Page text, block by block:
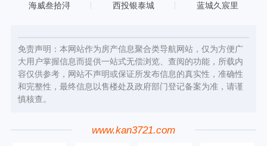
海威叁拾浔 西投银泰城 蓝城久宸里
免责声明：本网站作为房产信息聚合类导航网站，仅为方便广
大用户掌握信息而提供一站式无偿浏览、查阅的功能，所载内
容仅供参考，网站不声明或保证所发布信息的真实性，准确性
和完整性，最终信息以售楼处及政府部门登记备案为准，请谨
慎核查。
www.kan3721.com